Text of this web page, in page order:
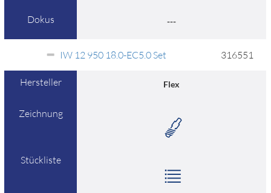
Dokus ---
IW 12 950 18.0-EC5.0 Set 316551
Hersteller Flex
Zeichnung
Stückliste